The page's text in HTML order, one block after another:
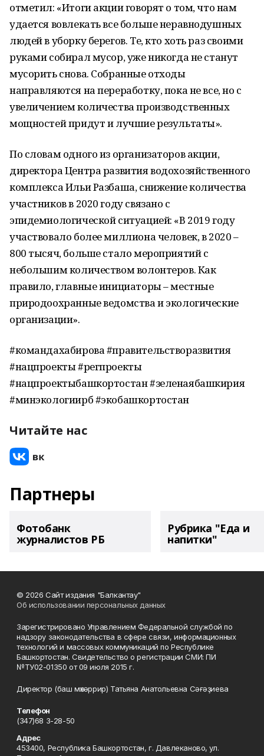
отметил: «Итоги акции говорят о том, что нам
удается вовлекать все больше неравнодушных
людей в уборку берегов. Те, кто хоть раз своими
руками собирал мусор, уже никогда не станут
мусорить снова. Собранные отходы
направляются на переработку, пока не все, но с
увеличением количества производственных
мощностей придут и лучшие результаты».
По словам одного из организаторов акции,
директора Центра развития водохозяйственного
комплекса Ильи Разбаша, снижение количества
участников в 2020 году связано с
эпидемиологической ситуацией: «В 2019 году
участвовало более миллиона человек, в 2020 –
800 тысяч, больше стало мероприятий с
небольшим количеством волонтеров. Как
правило, главные инициаторы – местные
природоохранные ведомства и экологические
организации».
#командахабирова #правительстворазвития
#нацпроекты #регпроекты
#нацпроектыбашкортостан #зеленаябашкирия
#минэкологиирб #экобашкортостан
Читайте нас
Партнеры
Фотобанк
журналистов РБ
Рубрика "Еда и
напитки"
© 2026 Сайт издания "Балкантау"
Об использовании персональных данных
Зарегистрировано Управлением Федеральной службой по
надзору законодательства в сфере связи, информационных
технологий и массовых коммуникаций по Республике
Башкортостан. Свидетельство о регистрации СМИ: ПИ
№ТУ02-01350 от 09 июля 2015 г.
Директор (баш мөхәррир) Татьяна Анатольевна Сәғәҙиева
Телефон
(347)68 3-28-50
Адрес
453400, Республика Башкортостан, г. Давлеканово, ул.